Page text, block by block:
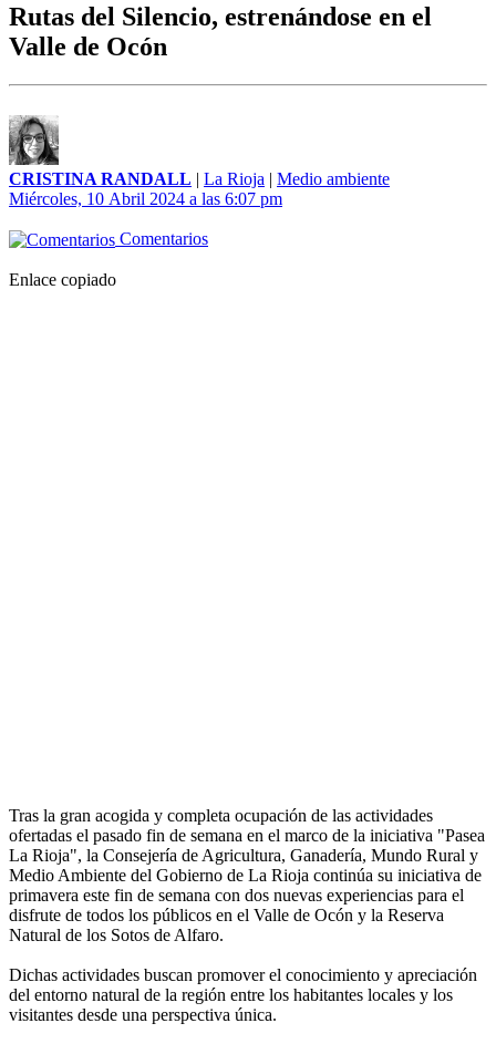
Rutas del Silencio, estrenándose en el
Valle de Ocón
CRISTINA RANDALL | La Rioja | Medio ambiente
Miércoles, 10 Abril 2024 a las 6:07 pm
Comentarios
Enlace copiado
Tras la gran acogida y completa ocupación de las actividades
ofertadas el pasado fin de semana en el marco de la iniciativa "Pasea
La Rioja", la Consejería de Agricultura, Ganadería, Mundo Rural y
Medio Ambiente del Gobierno de La Rioja continúa su iniciativa de
primavera este fin de semana con dos nuevas experiencias para el
disfrute de todos los públicos en el Valle de Ocón y la Reserva
Natural de los Sotos de Alfaro.
Dichas actividades buscan promover el conocimiento y apreciación
del entorno natural de la región entre los habitantes locales y los
visitantes desde una perspectiva única.